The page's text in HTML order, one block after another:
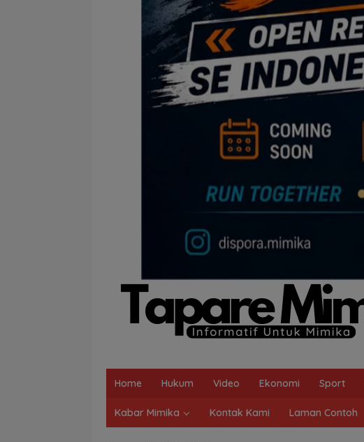
Home Hukum Video Ekonomi Sport
Kabar Mimika Kontak Kami Laman Contoh